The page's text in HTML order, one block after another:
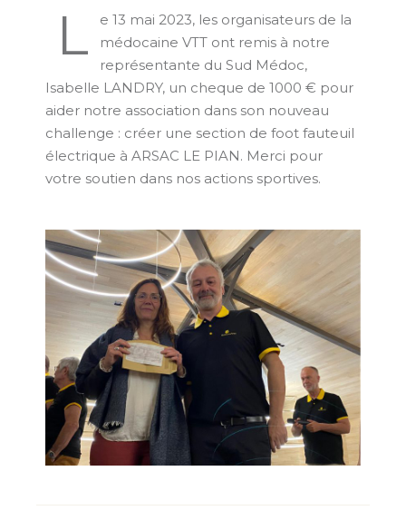
L
e 13 mai 2023, les organisateurs de la
médocaine VTT ont remis à notre
représentante du Sud Médoc,
Isabelle LANDRY, un cheque de 1000 € pour
aider notre association dans son nouveau
challenge : créer une section de foot fauteuil
électrique à ARSAC LE PIAN. Merci pour
votre soutien dans nos actions sportives.